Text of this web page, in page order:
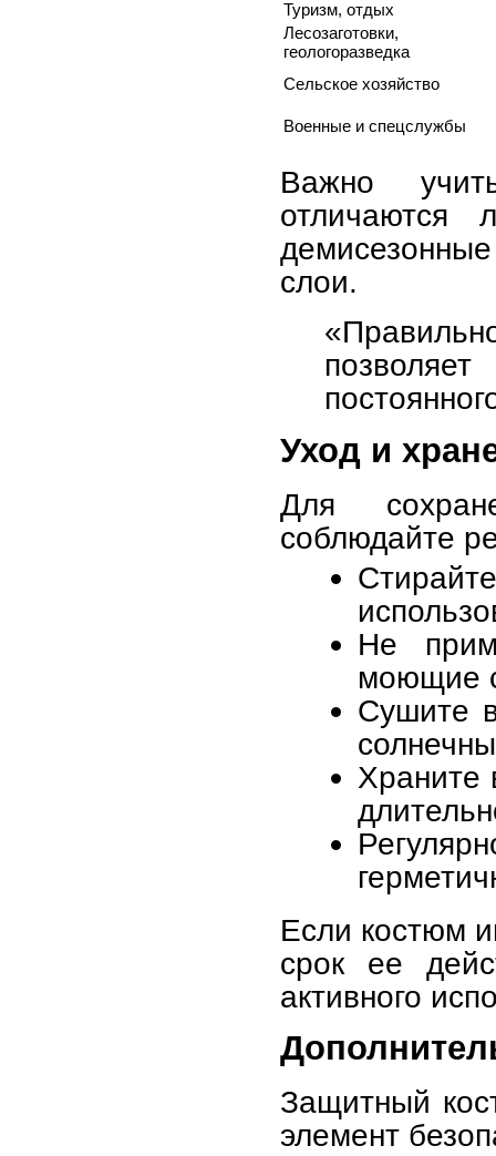
Туризм, отдых
Лесозаготовки,
геологоразведка
Сельское хозяйство
Военные и спецслужбы
Важно
отличаются
слои.
Уход и
Для
соблюдайте
Не
моющие
Сушите
Храните
Если костюм
срок ее
активного
Защитный
элемент